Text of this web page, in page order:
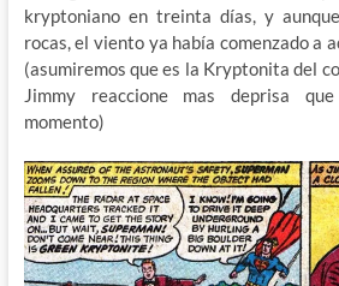
kryptoniano en treinta días, y
rocas, el viento ya había comenzado a
(asumiremos que es la Kryptonita del
Jimmy reaccione mas deprisa
momento)